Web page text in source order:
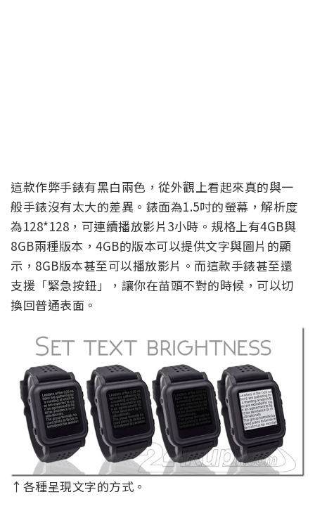
這款作弊手錶有黑白兩色，從外觀上看起來真的與一
般手錶沒有太大的差異。錶面為1.5吋的螢幕，解析度
為128*128，可連續播放影片3小時。規格上有4GB與
8GB兩種版本，4GB的版本可以提供文字與圖片的顯
示，8GB版本甚至可以播放影片。而這款手錶甚至還
支援「緊急按鈕」，讓你在苗頭不對的時候，可以切
換回普通表面。
↑各種呈現文字的方式。